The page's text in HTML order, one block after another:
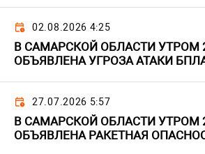
02.08.2026 4:25
В САМАРСКОЙ ОБЛАСТИ УТРОМ
ОБЪЯВЛЕНА УГРОЗА АТАКИ
27.07.2026 5:57
В САМАРСКОЙ ОБЛАСТИ УТРОМ
ОБЪЯВЛЕНА РАКЕТНАЯ